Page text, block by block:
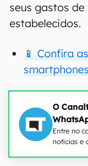
seus gastos
estabelecidos.
📱 Confira
O
Entre no
notícias e